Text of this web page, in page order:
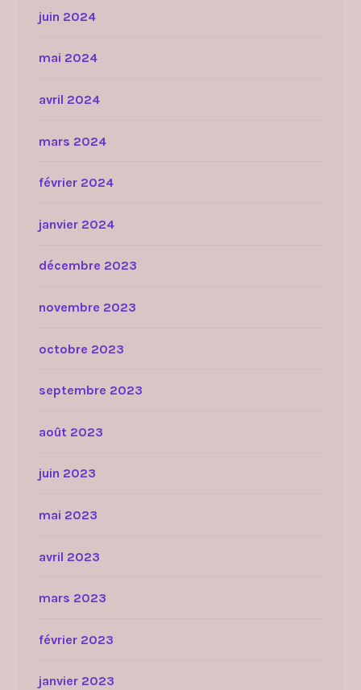
juin 2024
mai 2024
avril 2024
mars 2024
février 2024
janvier 2024
décembre 2023
novembre 2023
octobre 2023
septembre 2023
août 2023
juin 2023
mai 2023
avril 2023
mars 2023
février 2023
janvier 2023